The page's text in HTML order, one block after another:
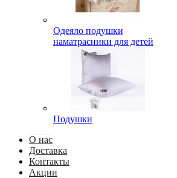
Одеяло подушки
наматрасники для детей
Подушки
О нас
Доставка
Контакты
Акции